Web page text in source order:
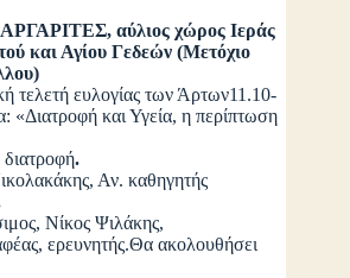
αύλιος χώρος Ιεράς
και Αγίου Γεδεών (Μετόχιο
τελετή ευλογίας των Άρτων11.10-
«Διατροφή και Υγεία, η περίπτωση
.
Αν. καθηγητής
Νίκος Ψιλάκης,
ερευνητής.Θα ακολουθήσει